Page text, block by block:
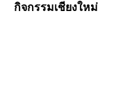
กิจกรรมเชียงใหม่